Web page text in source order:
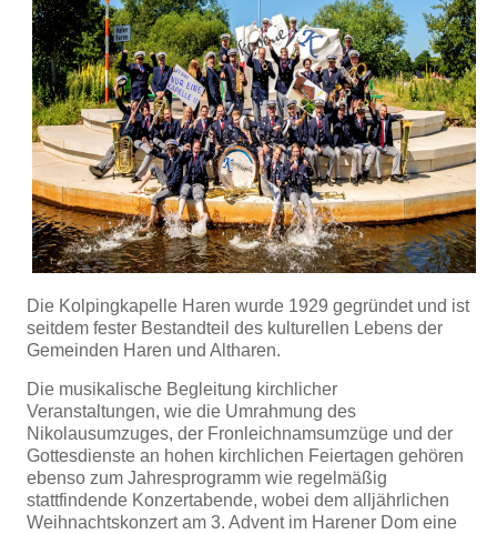
Die Kolpingkapelle Haren wurde 1929 gegründet und ist
seitdem fester Bestandteil des kulturellen Lebens der
Gemeinden Haren und Altharen.
Die musikalische Begleitung kirchlicher
Veranstaltungen, wie die Umrahmung des
Nikolausumzuges, der Fronleichnamsumzüge und der
Gottesdienste an hohen kirchlichen Feiertagen gehören
ebenso zum Jahresprogramm wie regelmäßig
stattfindende Konzertabende, wobei dem alljährlichen
Weihnachtskonzert am 3. Advent im Harener Dom eine